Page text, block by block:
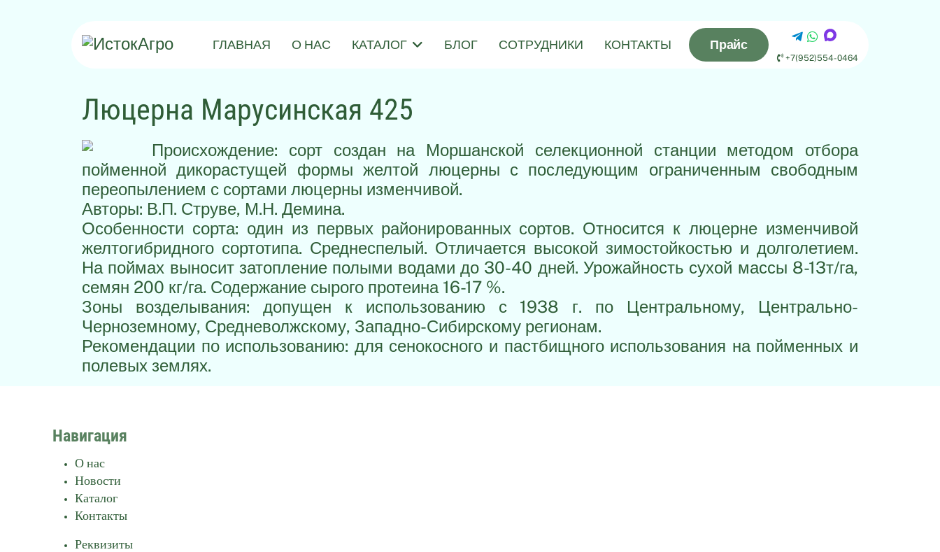
ГЛАВНАЯ О НАС КАТАЛОГ БЛОГ СОТРУДНИКИ КОНТАКТЫ Прайс
+7(952)554-0464
Люцерна Марусинская 425
Происхождение: сорт создан на Моршанской селекционной станции методом отбора
пойменной дикорастущей формы желтой люцерны с последующим ограниченным свободным
переопылением с сортами люцерны изменчивой.
Авторы: В.П. Струве, М.Н. Демина.
Особенности сорта: один из первых районированных сортов. Относится к люцерне изменчивой
желтогибридного сортотипа. Среднеспелый. Отличается высокой зимостойкостью и долголетием.
На поймах выносит затопление полыми водами до 30-40 дней. Урожайность сухой массы 8-13т/га,
семян 200 кг/га. Содержание сырого протеина 16-17 %.
Зоны возделывания: допущен к использованию с 1938 г. по Центральному, Центрально-
Черноземному, Средневолжскому, Западно-Сибирскому регионам.
Рекомендации по использованию: для сенокосного и пастбищного использования на пойменных и
полевых землях.
Навигация
О нас
Новости
Каталог
Контакты
Реквизиты